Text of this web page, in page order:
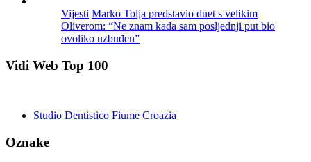
Vijesti Marko Tolja predstavio duet s velikim
Oliverom: “Ne znam kada sam posljednji put bio
ovoliko uzbuđen”
Vidi Web Top 100
Studio Dentistico Fiume Croazia
Oznake